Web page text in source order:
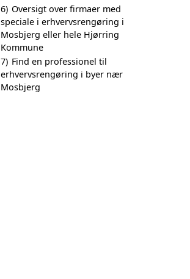
6) Oversigt over firmaer med
speciale i erhvervsrengøring i
Mosbjerg eller hele Hjørring
Kommune
7) Find en professionel til
erhvervsrengøring i byer nær
Mosbjerg